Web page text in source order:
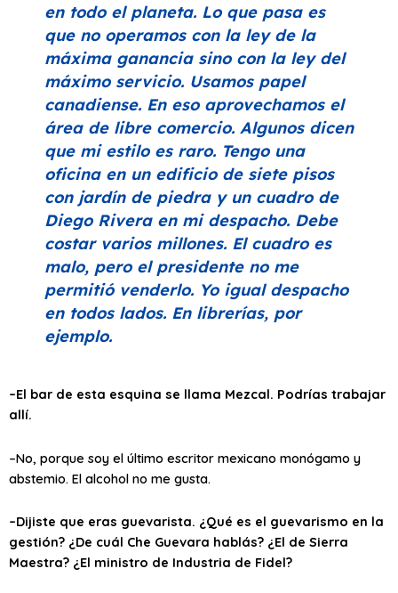
en todo el planeta. Lo que pasa es
que no operamos con la ley de la
máxima ganancia sino con la ley del
máximo servicio. Usamos papel
canadiense. En eso aprovechamos el
área de libre comercio. Algunos dicen
que mi estilo es raro. Tengo una
oficina en un edificio de siete pisos
con jardín de piedra y un cuadro de
Diego Rivera en mi despacho. Debe
costar varios millones. El cuadro es
malo, pero el presidente no me
permitió venderlo. Yo igual despacho
en todos lados. En librerías, por
ejemplo.
–El bar de esta esquina se llama Mezcal. Podrías trabajar
allí.
–No, porque soy el último escritor mexicano monógamo y
abstemio. El alcohol no me gusta.
–Dijiste que eras guevarista. ¿Qué es el guevarismo en la
gestión? ¿De cuál Che Guevara hablás? ¿El de Sierra
Maestra? ¿El ministro de Industria de Fidel?